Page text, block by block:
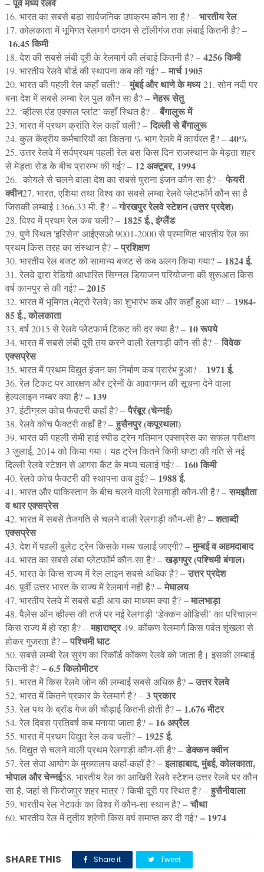
–
16. भारत का सबसे बड़ा सार्वजनिक उपक्रम कौन-सा है? – भारतीय रेल
17. कोलकाता में भूमिगत रेलमार्ग दमदम से टॉलीगंज तक लंबाई कितनी है? –
16.45 किमी
18. देश की सबसे लंबी दूरी के रेलमार्ग की लंबाई कितनी है? –4256 किमी
19. भारतीय रेलवे बोर्ड की स्थापना कब की गई? –मार्च 1905
20. भारत की पहली रेल कहाँ चली? –मुंबई और थाणे के मध्य21. सोन नदी पर
बना देश में सबसे लम्बा रेल पुल कौन सा है? –नेहरू सेतु
22. ‘व्हील्स एंड एक्सल प्लांट’ कहाँ स्थित है? –बैंगालुरू में
23. भारत में प्रथम क्रांति रेल कहाँ चली? –दिल्ली से बैंगालुरू
24. कुल केंद्रीय कर्मचारियों का कितना % भाग रेलवे में कार्यरत है? – 40%
25. उत्तर रेलवे में सर्वप्रथम पहली रेल बस किस दिन राजस्थान के मेड़ता शहर
से मेड़ता रोड के बीच प्रारम्भ की गई? – 12 अक्टूबर, 1994
26. कोयले से चलने वाला देश का सबसे पुराना इंजन कौन-सा है? –फेयरी
क्वीन27. भारत, एशिया तथा विश्व का सबसे लम्बा रेलवे प्लेटफॉर्म कौन सा है
जिसकी लम्बाई 1366.33 मी. है? – गोरखपुर रेलवे स्टेशन (उत्तर प्रदेश)
28. विश्व में प्रथम रेल कब चली? – 1825 ई., इंग्लैंड
29. पुणे​ स्थित 'इरिसेन' आईएसओ 9001-2000 से प्रमाणित भारतीय रेल का
प्रथम किस तरह का संस्थान है? – प्रशिक्षण
30. भारतीय रेल बजट को सामान्य बजट से कब अलग किया गया? – 1824 ई.
31. रेलवे द्वारा रेडियो आधारित सिग्नल डियाजन परियोजना की शुरूआत किस
वर्ष कानपुर से की गई? –2015
32. भारत में भूमिगत (मेट्रो रेलवे) का शुभारंभ कब और कहाँ हुआ था? – 1984-
85 ई., कोलकाता
33. वर्ष 2015 से रेलवे प्लेटफार्म टिकट की दर क्या है? –10 रूपये
34. भारत में सबसे लंबी दूरी तय करने वाली रेलगाड़ी कौन-सी है? –विवेक
एक्सप्रेस
35. भारत में प्रथम विद्युत इंजन का निर्माण कब प्रारंभ हुआ? –1971 ई.
36. रेल टिकट पर आरक्षण और ट्रेनों के आवागमन की सूचना देने वाला
हेल्पलाइन नम्बर क्या है? – 139
37. इंटीग्रल कोच फैक्टरी कहाँ है? –पैरंबूर (चेन्नई)
38. रेलवे कोच फैक्टरी कहाँ है? –हुसैनपुर (कपूरथला)
39. भारत की पहली सेमी हाई स्पीड ट्रेन गतिमान एक्सप्रेस का सफल परीक्षण
3 जुलाई, 2014 को किया गया। यह ट्रेन कितने किमी घण्टा की गति से नई
दिल्ली रेलवे स्टेशन से आगरा कैंट के मध्य चलाई गई? –160 किमी
40. रेलवे कोच फैक्टरी की स्थापना कब हुई? – 1988 ई.
41. भारत और पाकिस्तान के बीच चलने वाली रेलगाड़ी कौन-सी है? –समझौता
व थार एक्सप्रेस
42. भारत में सबसे तेजगति से चलने वाली रेलगाड़ी कौन-सी है? –शताब्दी
एक्सप्रेस
43. देश में पहली बुलेट ट्रेन किसके मध्य चलाई जाएगी? –मुम्बई व अहमदाबाद
44. भारत का सबसे लंबा प्लेटफॉर्म कौन-सा है? –खड़गपुर (पश्चिमी बंगाल)
45. भारत के किस राज्य में रेल लाइन सबसे अधिक है? –उत्तर प्रदेश
46. पूर्वी उत्तर भारत के राज्य में रेलमार्ग नहीं है? –मेघालय
47. भारतीय रेलवे में सबसे बड़ी आय का माध्यम क्या है? – मालभाड़ा
48. पैलेस ऑन व्हील्स की तर्ज पर नई रेलगाड़ी ‘डेक्कन ओडिसी’ का परिचालन
किस राज्य में हो रहा है? –महाराष्ट्र49. कोंकण रेलमार्ग किस पर्वत शृंखला से
होकर गुजरता है? –पश्चिमी घाट
50. सबसे लम्बी रेल सुरंग का रिकॉर्ड कोंकण रेलवे को जाता है। इसकी लम्बाई
कितनी है? – 6.5 किलोमीटर
51. भारत में किस रेलवे जोन की लम्बाई सबसे अधिक है? – उत्तर रेलवे
52. भारत में कितने प्रकार के रेलमार्ग है? – 3 प्रकार
53. रेल पथ के ब्रॉड गेज की चौड़ाई कितनी होती है? – 1.676 मीटर
54. रेल दिवस प्रतिवर्ष कब मनाया जाता है? – 16 अप्रैल
55. भारत में प्रथम विद्युत रेल कब चली? –1925 ई.
56. विद्युत से चलने वाली प्रथम रेलगाड़ी कौन-सी है? –डेक्कन क्वीन
57. रेल सेवा आयोग के मुख्यालय कहाँ-कहाँ है? –इलाहाबाद, मुंबई, कोलकाता,
भोपाल और चेन्नई58. भारतीय रेल का आखिरी रेलवे स्टेशन उत्तर रेलवे पर कौन
सा है, जहां से फिरोजपुर शहर मात्र 7 किमी दूरी पर स्थित है? –हुसैनीवाला
59. भारतीय रेल नेटवर्क का विश्व में कौन-सा स्थान है? –चौथा
60. भारतीय रेल में तृतीय श्रेणी किस वर्ष समाप्त कर दी गई? – 1974
SHARE THIS Share it Tweet